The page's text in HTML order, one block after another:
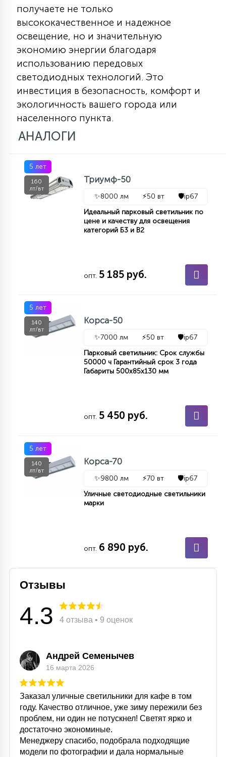
получаете не только
высококачественное и надежное
освещение, но и значительную
экономию энергии благодаря
использованию передовых
светодиодных технологий. Это
инвестиция в безопасность, комфорт и
экологичность вашего города или
населенного пункта.
АНАЛОГИ
5 лет
160
лт/вт
Триумф-50
✨8000 лм ⚡50 вт 🛡️ip67
Идеальный парковый светильник по
цене и качеству для освещения
категорий Б3 и В2
опт. 5 185 руб.
5 лет
140
лт/вт
Корса-50
✨7000 лм ⚡50 вт 🛡️ip67
Парковый светильник: Срок службы
50000 ч Гарантийный срок 3 года
Габариты 500х85х130 мм
опт. 5 450 руб.
5 лет
140
лт/вт
Корса-70
✨9800 лм ⚡70 вт 🛡️ip67
Уличные светодиодные светильники
марки
опт. 6 890 руб.
Отзывы
4.3 4 отзыва • 9 оценок
Андрей Семенычев
16 марта 2026
Заказал уличные светильники для кафе в том
году. Качество отличное, уже зиму пережили без
проблем, ни один не потускнел! Светят ярко и
достаточно экономиные.
Менеджеру спасибо, подобрала подходящие
модели по фотографии и дала нормальные